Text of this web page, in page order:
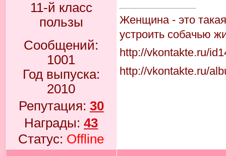
11-й класс
пользы
Сообщений:
1001
Год выпуска:
2010
Репутация: 30
Награды:43
Статус: Offline
Женщина - это
устроить собачью
http://vkontakte.ru/
http://vkontakte.ru/